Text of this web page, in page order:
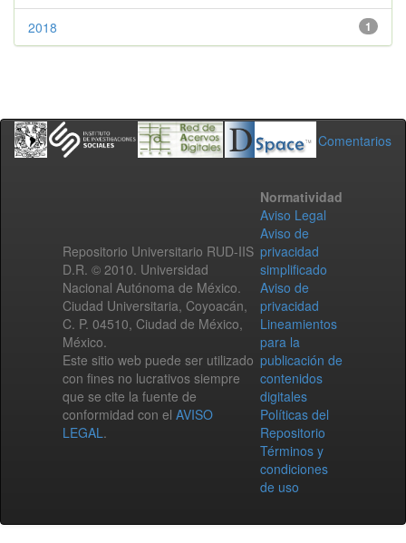
1
2018
Comentarios
Repositorio Universitario RUD-IIS
D.R. © 2010. Universidad
Nacional Autónoma de México.
Ciudad Universitaria, Coyoacán,
C. P. 04510, Ciudad de México,
México.
Este sitio web puede ser utilizado
con fines no lucrativos siempre
que se cite la fuente de
conformidad con el AVISO
LEGAL.
Normatividad
Aviso Legal
Aviso de
privacidad
simplificado
Aviso de
privacidad
Lineamientos
para la
publicación de
contenidos
digitales
Políticas del
Repositorio
Términos y
condiciones
de uso